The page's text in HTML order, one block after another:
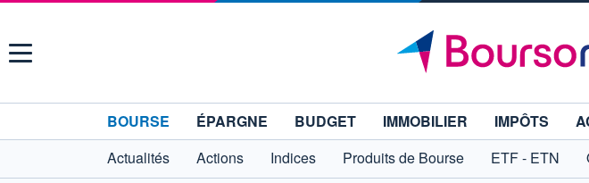
Menu
BOURSE ÉPARGNE BUDGET IMMOBILIER IMPÔTS
Actualités
Actions Indices Produits de Bourse ETF - ETN